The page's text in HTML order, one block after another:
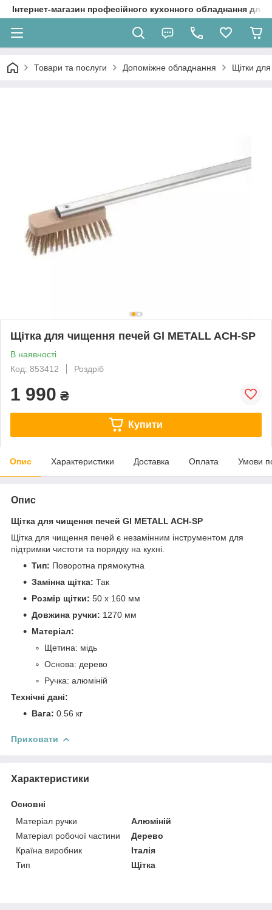
Інтернет-магазин професійного кухонного обладнання
Товари та послуги Допоміжне обладнання Щітки
Щітка для чищення печей Gl METALL ACH-SP
В наявності
Код: 853412
Роздріб
1 990 ₴
Купити
Опис Характеристики Доставка Оплата Умови
Опис
Щітка для чищення печей Gl METALL ACH-SP
Щітка для чищення печей є незамінним інструментом для
підтримки чистоти та порядку на кухні.
Тип: Поворотна прямокутна
Замінна щітка: Так
Розмір щітки: 50 х 160 мм
Довжина ручки: 1270 мм
Матеріал:
Щетина: мідь
Основа: дерево
Ручка: алюміній
Технічні дані:
Вага: 0.56 кг
Приховати
Характеристики
Основні
Матеріал ручки
Алюміній
Матеріал робочої частини
Дерево
Країна виробник
Італія
Тип
Щітка